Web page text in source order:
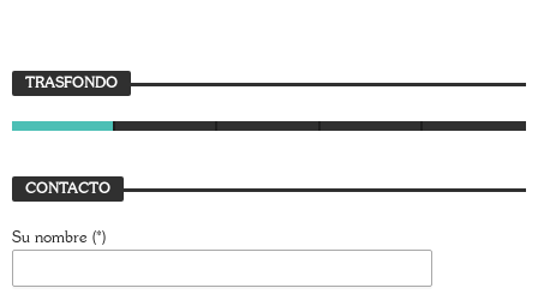
TRASFONDO
JAVIER BUSTAMANTE
CONTACTO
Su nombre (*)